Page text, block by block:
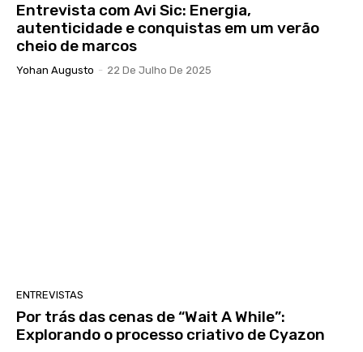
Entrevista com Avi Sic: Energia,
autenticidade e conquistas em um verão
cheio de marcos
Yohan Augusto - 22 De Julho De 2025
ENTREVISTAS
Por trás das cenas de “Wait A While”:
Explorando o processo criativo de Cyazon